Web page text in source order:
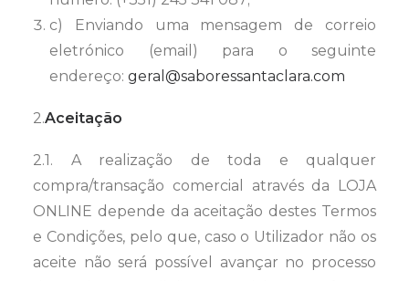
c) Enviando uma mensagem de correio
eletrónico (email) para o seguinte
endereço: geral@saboressantaclara.com
2.Aceitação
2.1. A realização de toda e qualquer
compra/transação comercial através da LOJA
ONLINE depende da aceitação destes Termos
e Condições, pelo que, caso o Utilizador não os
aceite não será possível avançar no processo